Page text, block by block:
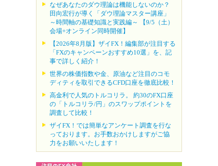
なぜあなたのダウ理論は機能しないのか？
田向宏行が導く「ダウ理論マスター講座」
～時間軸の基礎知識と実践編～ 【9/5（土）
会場+オンライン同時開催】
【2026年8月版】ザイFX！編集部が注目する
「FXのキャンペーンおすすめ10選」を、記
事で詳しく紹介！
世界の株価指数や金、原油など注目のコモ
ディティを取引できるCFD口座を徹底比較！
高金利で人気のトルコリラ。 約30のFX口座
の「トルコリラ/円」のスワップポイントを
調査して比較！
ザイFX！では簡単なアンケート調査を行な
っております。お手数おかけしますがご協
力をお願いいたします！